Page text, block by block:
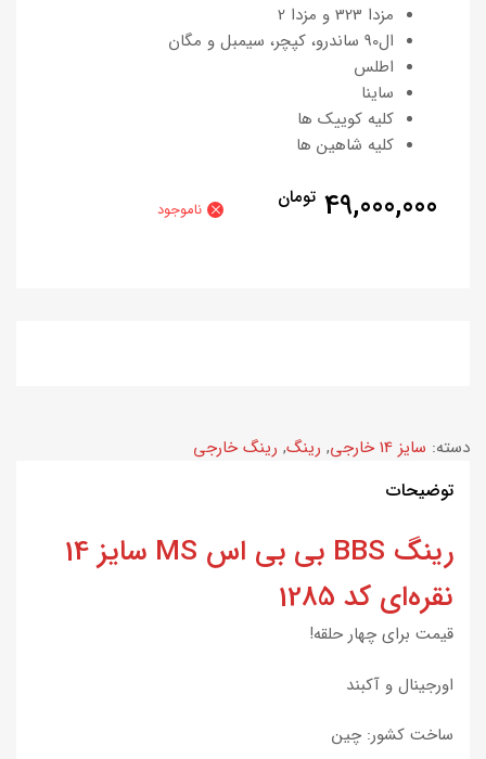
مزدا 323 و مزدا 2
ال90 ساندرو، کپچر، سیمبل و مگان
اطلس
ساینا
کلیه کوییک ها
کلیه شاهین ها
49,000,000 تومان ناموجود
دسته: سایز 14 خارجی , رینگ, رینگ خارجی
توضیحات
رینگ BBS بی بی اس MS سایز 14
نقره‌ای کد 1285
قیمت برای چهار حلقه!
اورجینال و آکبند
ساخت کشور: چین